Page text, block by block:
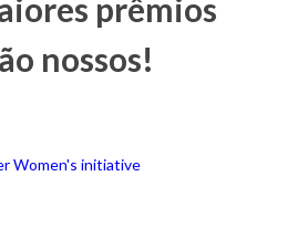
prêmios
nossos!